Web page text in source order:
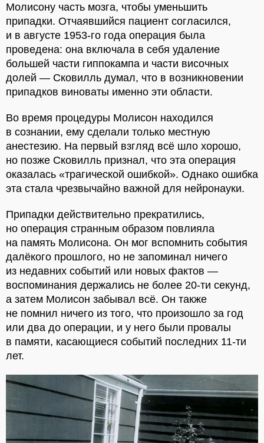
Молисону часть мозга, чтобы уменьшить
припадки. Отчаявшийся пациент согласился,
и в августе 1953-го года операция была
проведена: она включала в себя удаление
большей части гиппокампа и части височных
долей — Сковилль думал, что в возникновении
припадков виноваты именно эти области.
Во время процедуры Молисон находился
в сознании, ему сделали только местную
анестезию. На первый взгляд всё шло хорошо,
но позже Сковилль признал, что эта операция
оказалась «трагической ошибкой». Однако ошибка
эта стала чрезвычайно важной для нейронауки.
Припадки действительно прекратились,
но операция странным образом повлияла
на память Молисона. Он мог вспомнить события
далёкого прошлого, но не запоминал ничего
из недавних событий или новых фактов —
воспоминания держались не более 20-ти секунд,
а затем Молисон забывал всё. Он также
не помнил ничего из того, что произошло за год
или два до операции, и у него были провалы
в памяти, касающиеся событий последних 11-ти
лет.